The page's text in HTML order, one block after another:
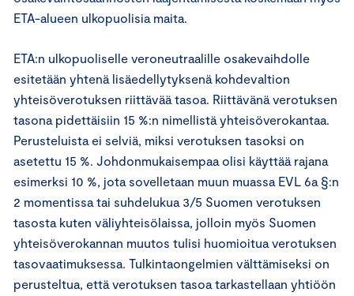
ETA-alueen ulkopuolisia maita.
ETA:n ulkopuoliselle veroneutraalille osakevaihdolle
esitetään yhtenä lisäedellytyksenä kohdevaltion
yhteisöverotuksen riittävää tasoa. Riittävänä verotuksen
tasona pidettäisiin 15 %:n nimellistä yhteisöverokantaa.
Perusteluista ei selviä, miksi verotuksen tasoksi on
asetettu 15 %. Johdonmukaisempaa olisi käyttää rajana
esimerksi 10 %, jota sovelletaan muun muassa EVL 6a §:n
2 momentissa tai suhdelukua 3/5 Suomen verotuksen
tasosta kuten väliyhteisölaissa, jolloin myös Suomen
yhteisöverokannan muutos tulisi huomioitua verotuksen
tasovaatimuksessa. Tulkintaongelmien välttämiseksi on
perusteltua, että verotuksen tasoa tarkastellaan yhtiöön